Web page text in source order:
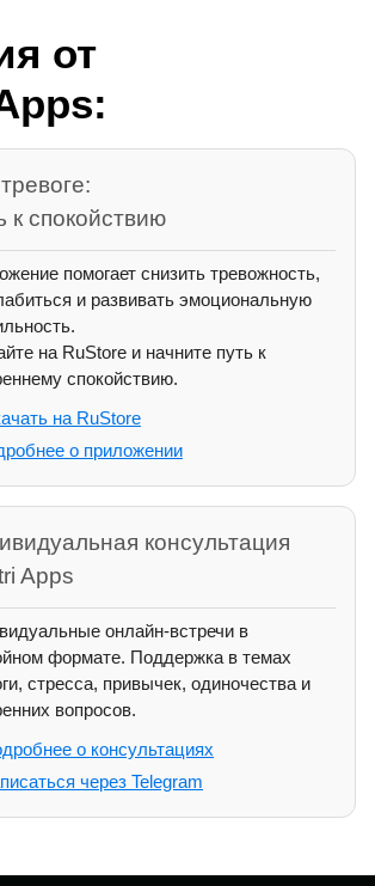
от
к спокойствию
помогает снизить тревожность,
и развивать эмоциональную
на RuStore и начните путь к
спокойствию.
на RuStore
о приложении
консультация
Apps
онлайн-встречи в
формате. Поддержка в темах
стресса, привычек, одиночества и
вопросов.
о консультациях
через Telegram